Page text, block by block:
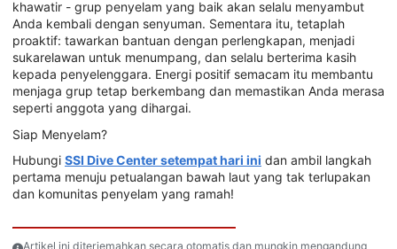
khawatir - grup penyelam yang baik akan selalu menyambut
Anda kembali dengan senyuman. Sementara itu, tetaplah
proaktif: tawarkan bantuan dengan perlengkapan, menjadi
sukarelawan untuk menumpang, dan selalu berterima kasih
kepada penyelenggara. Energi positif semacam itu membantu
menjaga grup tetap berkembang dan memastikan Anda merasa
seperti anggota yang dihargai.
Siap Menyelam?
Hubungi SSI Dive Center setempat hari ini dan ambil langkah
pertama menuju petualangan bawah laut yang tak terlupakan
dan komunitas penyelam yang ramah!
Artikel ini diterjemahkan secara otomatis dan mungkin mengandung